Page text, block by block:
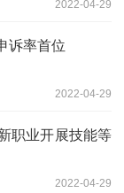
2022-04-29
诉率首位
2022-04-29
职业开展技能等
2022-04-29